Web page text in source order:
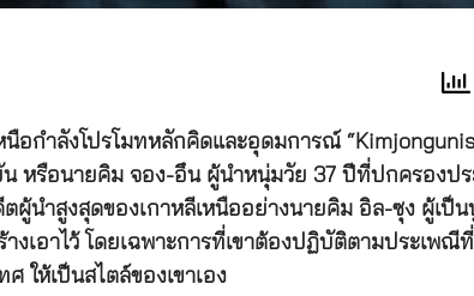
อกำลังโปรโมทหลักคิดและอุดมการณ์
หรือนายคิม จอง-อึน ผู้นำหนุ่มวัย 37 ปีที่ปกครองป
ผู้นำสูงสุดของเกาหลีเหนืออย่างนายคิม อิล-ซุง ผู้เ
เอาไว้ โดยเฉพาะการที่เขาต้องปฏิบัติตามประเพณี
ให้เป็นสไตล์ของเขาเอง